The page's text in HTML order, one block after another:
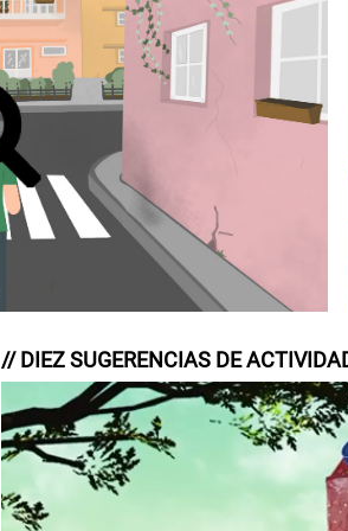
// DIEZ SUGERENCIAS DE